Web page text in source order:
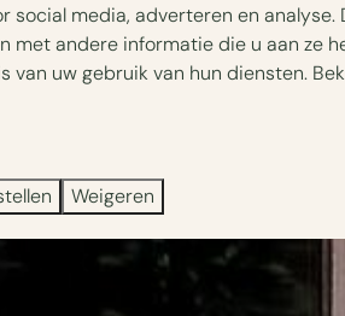
social media, adverteren en analyse.
met andere informatie die u aan ze
van uw gebruik van hun diensten.
Weigeren